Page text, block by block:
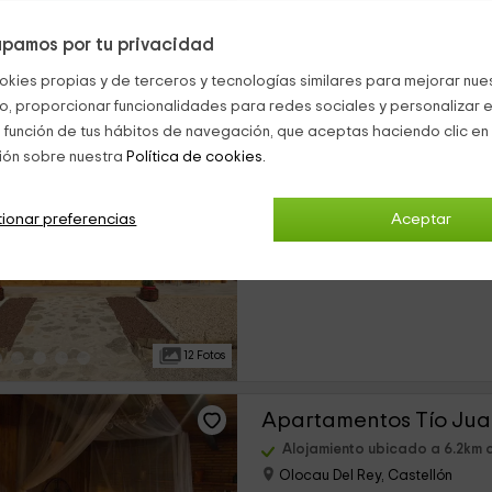
por tu privacidad
propias y de terceros y tecnologías similares para mejorar
proporcionar funcionalidades para redes sociales y personalizar
de tus hábitos de navegación, que aceptas haciendo clic
sobre nuestra Política de cookies.
Aceptar
preferencias
12 Fotos
El Freginal
0 opiniones
Apartamentos Tío
Alojamiento ubicado a 6.2km
Olocau Del Rey, Castellón